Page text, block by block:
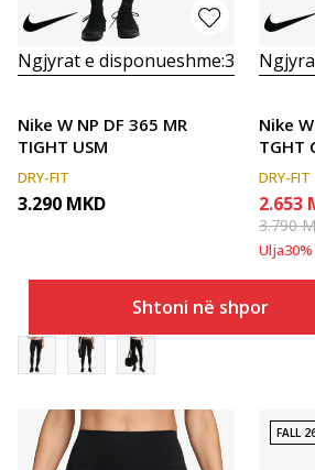
Ngjyrat e disponueshme:3
Nike W NP DF 365 MR
TIGHT USM
DRY-FIT
3.290 MKD
Shtoni në shportë
Nike
TGHT
DRY-FIT
2.653
3.790
Ulja30%
FALL